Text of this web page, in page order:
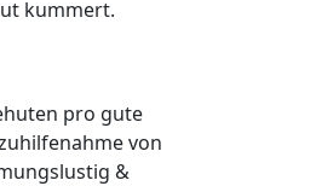
kummert.
pro gute
von
&